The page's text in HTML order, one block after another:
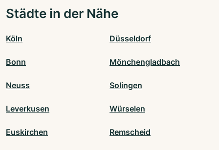
Städte in der Nähe
Köln Düsseldorf
Bonn Mönchengladbach
Neuss Solingen
Leverkusen Würselen
Euskirchen Remscheid